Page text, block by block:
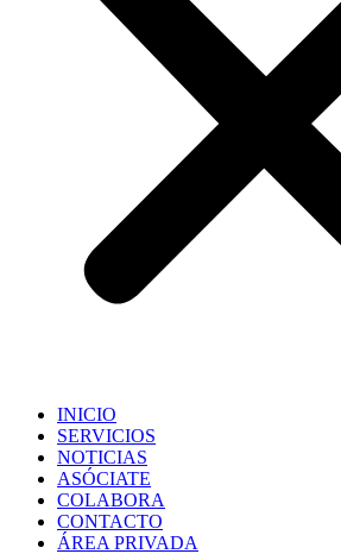
INICIO
SERVICIOS
NOTICIAS
ASÓCIATE
COLABORA
CONTACTO
ÁREA PRIVADA